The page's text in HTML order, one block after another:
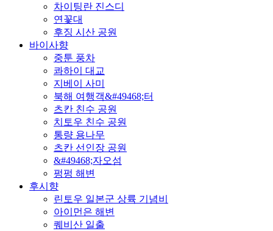
차이팅란 진스디
연꽃대
후징 시산 공원
바이사향
중툰 풍차
콰하이 대교
지베이 사미
북해 여행객&#49468;터
츠칸 친수 공원
치토우 친수 공원
통량 용나무
츠칸 선인장 공원
&#49468;자오섬
펑펑 해변
후시향
린토우 일본군 상륙 기념비
아이먼은 해변
퀘비산 일출